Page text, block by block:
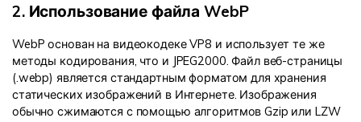
2. Использование файла WebP
WebP основан на видеокодеке VP8 и использует те же
методы кодирования, что и JPEG2000. Файл веб-страницы
(.webp) является стандартным форматом для хранения
статических изображений в Интернете. Изображения
обычно сжимаются с помощью алгоритмов Gzip или LZW